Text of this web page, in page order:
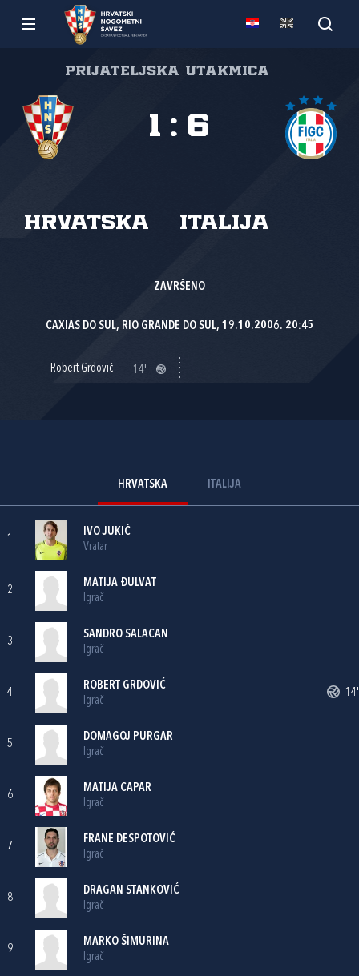
Prijateljska utakmica
Hrvatska Italija
1 : 6
ZAVRŠENO
CAXIAS DO SUL, RIO GRANDE DO SUL, 19.10.2006. 20:45
Robert Grdović 14'
HRVATSKA ITALIJA
1
IVO JUKIĆ
Vratar
2
MATIJA ĐULVAT
Igrač
3
SANDRO SALACAN
Igrač
4
ROBERT GRDOVIĆ
Igrač
14'
5
DOMAGOJ PURGAR
Igrač
6
MATIJA CAPAR
Igrač
7
FRANE DESPOTOVIĆ
Igrač
8
DRAGAN STANKOVIĆ
Igrač
9
MARKO ŠIMURINA
Igrač